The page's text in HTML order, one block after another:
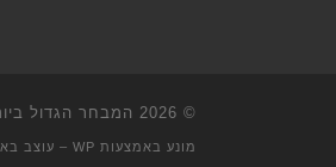
© 2026 המבחר הגדול
מונע באמצעות WP – עוצב